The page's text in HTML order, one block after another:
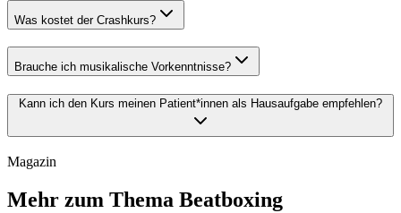
Was kostet der Crashkurs?
Brauche ich musikalische Vorkenntnisse?
Kann ich den Kurs meinen Patient*innen als Hausaufgabe empfehlen?
Magazin
Mehr zum Thema Beatboxing